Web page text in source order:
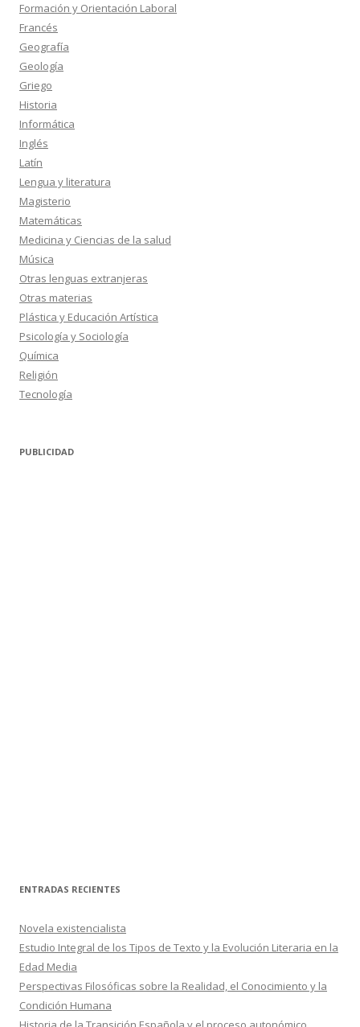
Formación y Orientación Laboral
Francés
Geografía
Geología
Griego
Historia
Informática
Inglés
Latín
Lengua y literatura
Magisterio
Matemáticas
Medicina y Ciencias de la salud
Música
Otras lenguas extranjeras
Otras materias
Plástica y Educación Artística
Psicología y Sociología
Química
Religión
Tecnología
PUBLICIDAD
ENTRADAS RECIENTES
Novela existencialista
Estudio Integral de los Tipos de Texto y la Evolución Literaria en la
Edad Media
Perspectivas Filosóficas sobre la Realidad, el Conocimiento y la
Condición Humana